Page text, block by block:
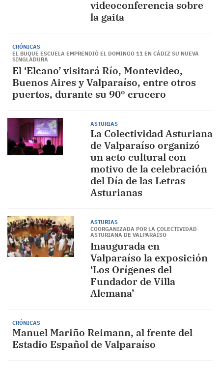
videoconferencia sobre
la gaita
CRÓNICAS
EL BUQUE ESCUELA EMPRENDIÓ EL DOMINGO 11 EN CÁDIZ SU NUEVA
SINGLADURA
El ‘Elcano’ visitará Río, Montevideo,
Buenos Aires y Valparaíso, entre otros
puertos, durante su 90º crucero
ASTURIAS
La Colectividad Asturiana
de Valparaíso organizó
un acto cultural con
motivo de la celebración
del Día de las Letras
Asturianas
ASTURIAS
COORGANIZADA POR LA COLECTIVIDAD
ASTURIANA DE VALPARAÍSO
Inaugurada en
Valparaíso la exposición
‘Los Orígenes del
Fundador de Villa
Alemana’
CRÓNICAS
Manuel Mariño Reimann, al frente del
Estadio Español de Valparaíso